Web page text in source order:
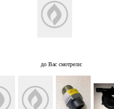
до Вас смотрели: